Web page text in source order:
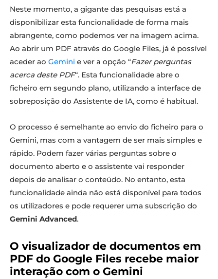
Neste momento, a gigante das pesquisas está a
disponibilizar esta funcionalidade de forma mais
abrangente, como podemos ver na imagem acima.
Ao abrir um PDF através do Google Files, já é possível
aceder ao Gemini e ver a opção “Fazer perguntas
acerca deste PDF“. Esta funcionalidade abre o
ficheiro em segundo plano, utilizando a interface de
sobreposição do Assistente de IA, como é habitual.
O processo é semelhante ao envio do ficheiro para o
Gemini, mas com a vantagem de ser mais simples e
rápido. Podem fazer várias perguntas sobre o
documento aberto e o assistente vai responder
depois de analisar o conteúdo. No entanto, esta
funcionalidade ainda não está disponível para todos
os utilizadores e pode requerer uma subscrição do
Gemini Advanced.
O visualizador de documentos em
PDF do Google Files recebe maior
interação com o Gemini